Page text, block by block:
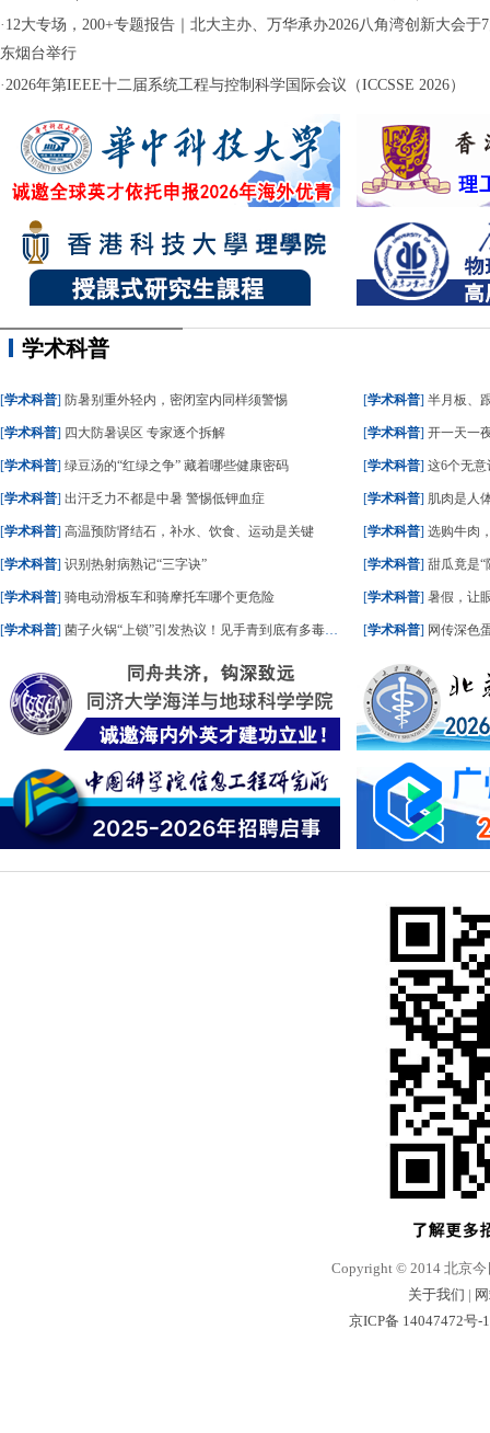
· 12大专场，200+专题报告｜北大主办、万华承办2026八角湾创新大会于
东烟台举行
·2026年第IEEE十二届系统工程与控制科学国际会议（ICCSSE 2026）
学术科普
[学术科普] 防暑别重外轻内，密闭室内同样须警惕
[学术科普] 四大防暑误区 专家逐个拆解
[学术科普] 绿豆汤的“红绿之争” 藏着哪些健康密码
[学术科普] 出汗乏力不都是中暑 警惕低钾血症
[学术科普] 高温预防肾结石，补水、饮食、运动是关键
[学术科普] 识别热射病熟记“三字诀”
[学术科普] 骑电动滑板车和骑摩托车哪个更危险
[学术科普] 菌子火锅“上锁”引发热议！见手青到底有多毒？专家详解
[学术科普] 半月板、
[学术科普] 开一天一
[学术科普] 这6个无意识
[学术科普] 肌肉是人体“硬
[学术科普] 选购牛肉
[学术科普] 甜瓜竟是“
[学术科普] 暑假，让
[学术科普] 网传深色蛋
Copyright © 2014 北京今
关于我们 |
京ICP备 14047472号-